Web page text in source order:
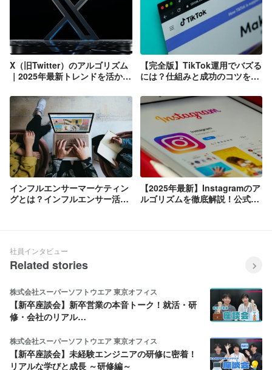
X（旧Twitter）のアルゴリズム
｜2025年最新トレンドを活かし
【完全版】TikTok運用でバズる
には？仕組みと成功のコツを徹
インフルエンサーマーケティン
グとは？インフルエンサー活用
【2025年最新】Instagramのア
ルゴリズムを徹底解説！公式見
社員インタビュー
Related stories
株式会社スーパーソフトウエア 東京オフィス
【新卒座談会】新卒営業の本音トーク！就活・研
修・会社のリアル…
株式会社スーパーソフトウエア 東京オフィス
【新卒座談会】未経験エンジニアの研修に密着！
リアルな学びと成長 ～研修編～